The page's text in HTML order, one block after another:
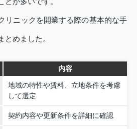
リニックを開業する際の基本的な手
めました。
内容
地域の特性や賃料、立地条件を考慮
して選定
契約内容や更新条件を詳細に確認